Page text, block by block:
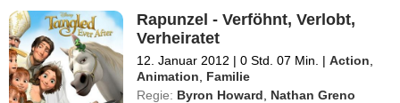
Rapunzel - Verföhnt, Verlobt,
Verheiratet
12. Januar 2012 | 0 Std. 07 Min. | Action
Animation
Familie
Regie: Byron Howard
Nathan Greno